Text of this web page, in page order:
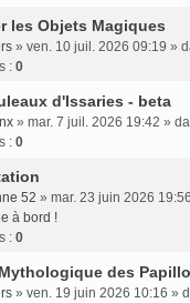
les Objets Magiques
» ven. 10 juil. 2026 09:19 »
: 0
d'Issaries - beta
» mar. 7 juil. 2026 19:42 »
: 0
52 » mar. 23 juin 2026
à bord !
: 0
des
» ven. 19 juin 2026 10:16 »